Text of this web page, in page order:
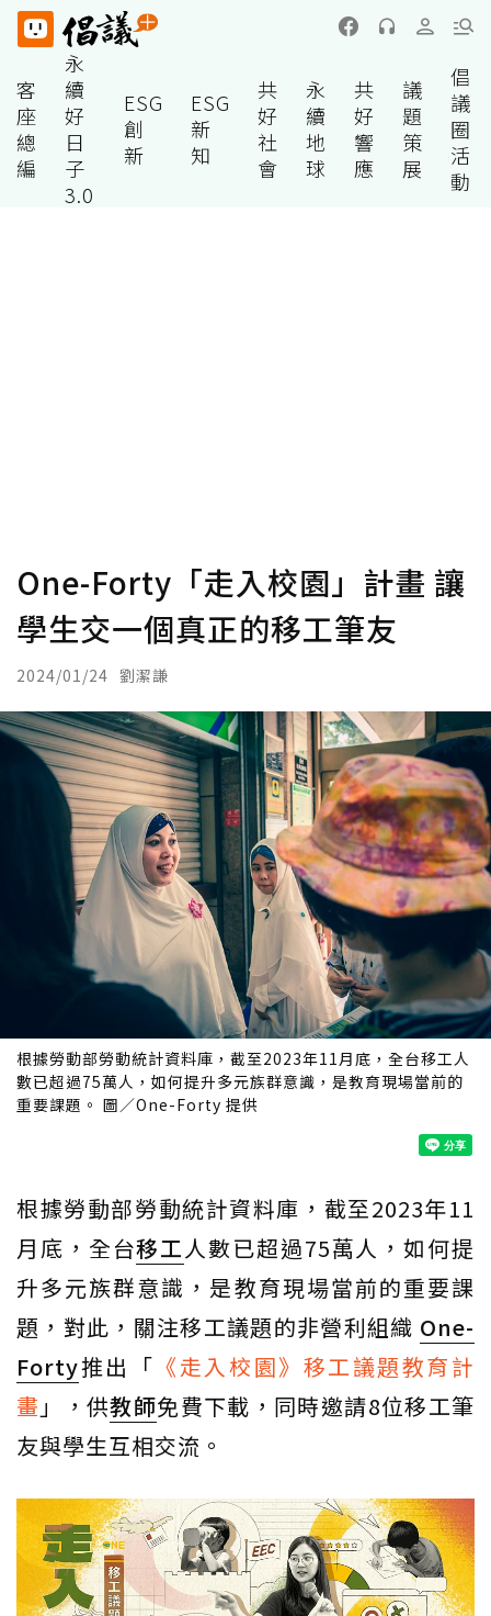
客
座
總
編
永
續
好
日
子
3.0
ESG
創
新
ESG
新
知
共
好
社
會
永
續
地
球
共
好
響
應
議
題
策
展
倡
議
圈
活
動
One-Forty「走入校園」計畫 讓
學生交一個真正的移工筆友
2024/01/24 劉潔謙
根據勞動部勞動統計資料庫，截至2023年11月底，全台移工人
數已超過75萬人，如何提升多元族群意識，是教育現場當前的
重要課題。 圖／One-Forty 提供
根據勞動部勞動統計資料庫，截至2023年11
月底，全台移工人數已超過75萬人，如何提
升多元族群意識，是教育現場當前的重要課
題，對此，關注移工議題的非營利組織 One-
Forty推出「 《走入校園》移工議題教育計
畫 」，供教師免費下載，同時邀請8位移工筆
友與學生互相交流。